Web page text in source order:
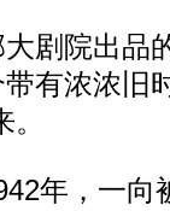
院出品
有浓浓旧
年，一向